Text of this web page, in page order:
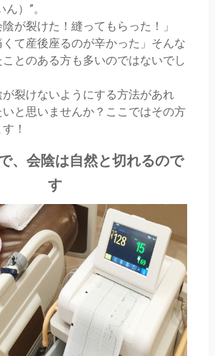
）”。
陰が裂けた！縫ってもらった！」
くて産後座るのが辛かった」そんな
とのある方も多いのではないでし
裂けないようにする方法があれ
と思いませんか？ここではその方
！
、会陰は自然と切れるので
す